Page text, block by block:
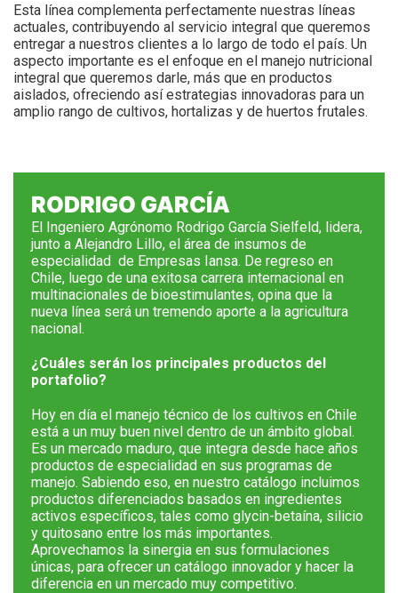
Esta línea complementa perfectamente nuestras líneas
actuales, contribuyendo al servicio integral que queremos
entregar a nuestros clientes a lo largo de todo el país. Un
aspecto importante es el enfoque en el manejo nutricional
integral que queremos darle, más que en productos
aislados, ofreciendo así estrategias innovadoras para un
amplio rango de cultivos, hortalizas y de huertos frutales.
RODRIGO GARCÍA
El Ingeniero Agrónomo Rodrigo García Sielfeld, lidera,
junto a Alejandro Lillo, el área de insumos de
especialidad de Empresas Iansa. De regreso en
Chile, luego de una exitosa carrera internacional en
multinacionales de bioestimulantes, opina que la
nueva línea será un tremendo aporte a la agricultura
nacional.
¿Cuáles serán los principales productos del
portafolio?
Hoy en día el manejo técnico de los cultivos en Chile
está a un muy buen nivel dentro de un ámbito global.
Es un mercado maduro, que integra desde hace años
productos de especialidad en sus programas de
manejo. Sabiendo eso, en nuestro catálogo incluimos
productos diferenciados basados en ingredientes
activos específicos, tales como glycin-betaína, silicio
y quitosano entre los más importantes.
Aprovechamos la sinergia en sus formulaciones
únicas, para ofrecer un catálogo innovador y hacer la
diferencia en un mercado muy competitivo.